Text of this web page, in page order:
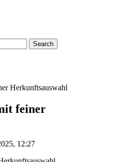
Search
Herkunftsauswahl
feiner
12:27